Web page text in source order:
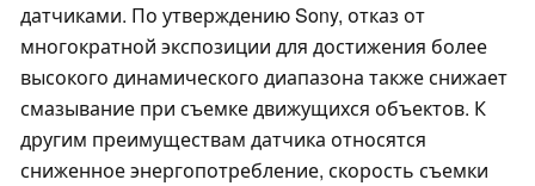
датчиками. По утверждению Sony, отказ от
многократной экспозиции для достижения более
высокого динамического диапазона также снижает
смазывание при съемке движущихся объектов. К
другим преимуществам датчика относятся
сниженное энергопотребление, скорость съемки